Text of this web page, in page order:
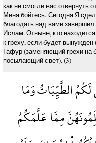
как не смогли вас отвернуть
Меня бойтесь. Сегодня Я
благодать над вами
Ислам. Отныне, кто
к греху, если будет
Гафур (заменяющий грехи на
посылающий свет). (3)
الطَّيِّبَاتُ وَمَا
مِمَّا عَلَّمَكُمُ